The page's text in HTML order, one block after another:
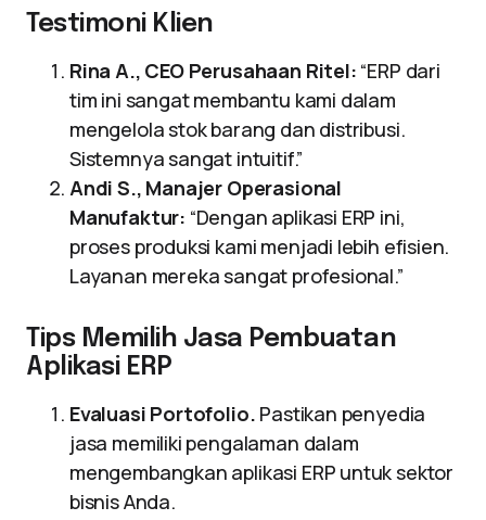
Testimoni Klien
Rina A., CEO Perusahaan Ritel: “ERP dari
tim ini sangat membantu kami dalam
mengelola stok barang dan distribusi.
Sistemnya sangat intuitif.”
Andi S., Manajer Operasional
Manufaktur: “Dengan aplikasi ERP ini,
proses produksi kami menjadi lebih efisien.
Layanan mereka sangat profesional.”
Tips Memilih Jasa Pembuatan
Aplikasi ERP
Evaluasi Portofolio. Pastikan penyedia
jasa memiliki pengalaman dalam
mengembangkan aplikasi ERP untuk sektor
bisnis Anda.